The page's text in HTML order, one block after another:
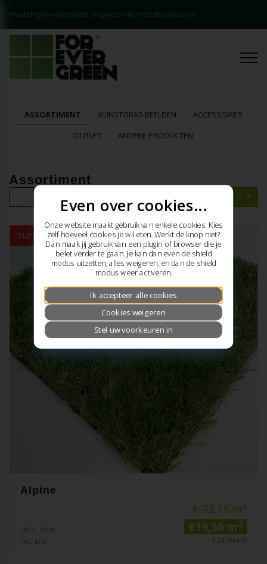
PlaatsingVeelgestelde vragenOnderhoudRealisaties
Contact
ASSORTIMENT KUNSTGRAS BEELDEN
ACCESSOIRES
OUTLET
ANDERE PRODUCTEN
Assortiment
Titel A - Z
SUPER STUNT
Alpine
€ 23,15 m2
EXCL. BTW €19,50 m2
INCL. BTW €23,59 m
Even over cookies...
Onze website maakt gebruik van enkele cookies. Kies
zelf hoeveel cookies je wil eten. Werkt de knop niet?
Dan maak jij gebruik van een plugin of browser die je
belet verder te gaan. Je kan dan even de shield
modus uitzetten, alles weigeren, en dan de shield
modus weer activeren.
Ik accepteer alle cookies
Cookies weigeren
Stel uw voorkeuren in